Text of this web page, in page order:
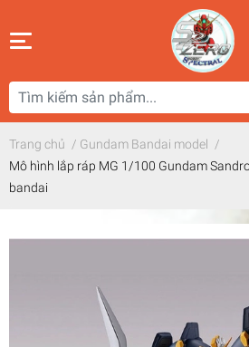
Trang chủ / Gundam Bandai model /
Mô hình lắp ráp MG 1/100 Gundam
bandai